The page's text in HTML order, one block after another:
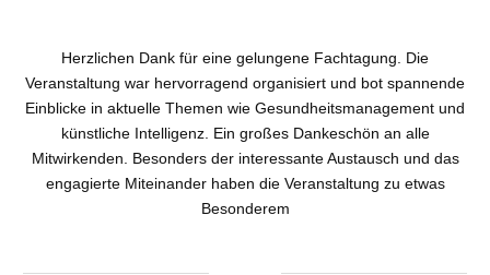
Herzlichen Dank für eine gelungene Fachtagung. Die
Veranstaltung war hervorragend organisiert und bot spannende
Einblicke in aktuelle Themen wie Gesundheitsmanagement und
künstliche Intelligenz. Ein großes Dankeschön an alle
Mitwirkenden. Besonders der interessante Austausch und das
engagierte Miteinander haben die Veranstaltung zu etwas
Besonderem